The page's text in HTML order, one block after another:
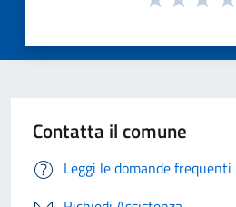
Contatta il comune
Leggi le domande frequenti